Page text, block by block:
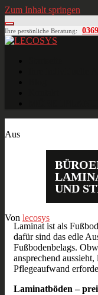
Zum Inhalt springen
Ihre persönliche Beratung:
Aus
ND
Von lecosys
Laminat ist als
dafür sind das edle
Fußbodenbelags.
ansprechend
Pflegeaufwand
Laminatböden –